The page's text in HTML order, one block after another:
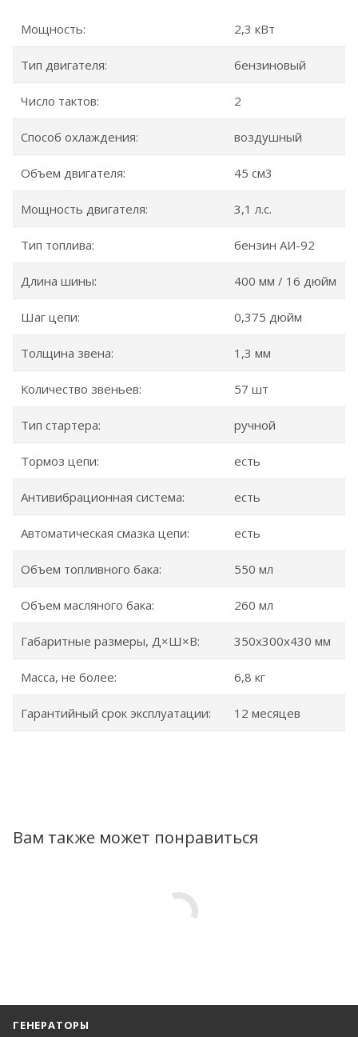
Мощность: 2,3 кВт
Тип двигателя: бензиновый
Число тактов: 2
Способ охлаждения: воздушный
Объем двигателя: 45 см3
Мощность двигателя: 3,1 л.с.
Тип топлива: бензин АИ-92
Длина шины: 400 мм / 16 дюйм
Шаг цепи: 0,375 дюйм
Толщина звена: 1,3 мм
Количество звеньев: 57 шт
Тип стартера: ручной
Тормоз цепи: есть
Антивибрационная система: есть
Автоматическая смазка цепи: есть
Объем топливного бака: 550 мл
Объем масляного бака: 260 мл
Габаритные размеры, Д×Ш×В: 350x300x430 мм
Масса, не более: 6,8 кг
Гарантийный срок эксплуатации: 12 месяцев
Вам также может понравиться
ГЕНЕРАТОРЫ